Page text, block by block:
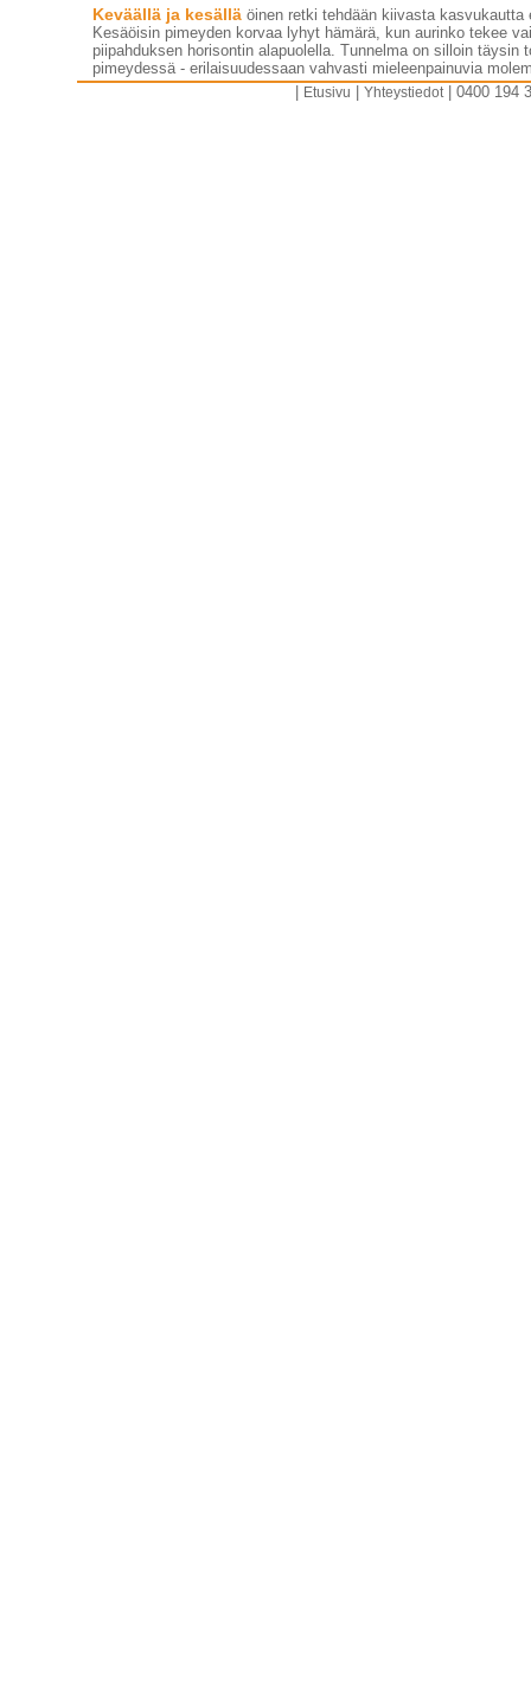
Keväällä ja kesällä öinen retki tehdään kiivasta kasvukautta
Kesäöisin pimeyden korvaa lyhyt hämärä, kun aurinko tekee
piipahduksen horisontin alapuolella. Tunnelma on silloin täysin
pimeydessä - erilaisuudessaan vahvasti mieleenpainuvia
Etusivu Yhteystiedot| 0400 194